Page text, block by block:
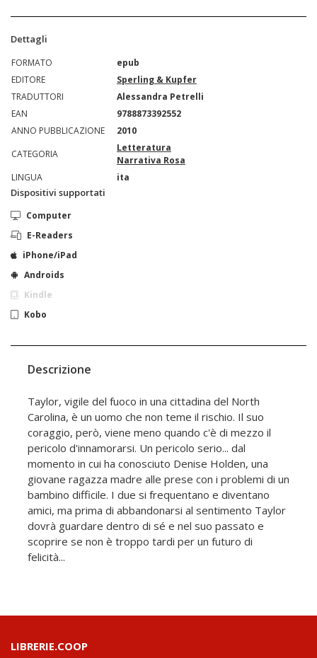
Dettagli
FORMATO
epub
EDITORE
Sperling & Kupfer
TRADUTTORI
Alessandra Petrelli
EAN
9788873392552
ANNO PUBBLICAZIONE
2010
CATEGORIA
Letteratura
Narrativa Rosa
LINGUA
ita
Dispositivi supportati
Computer
E-Readers
iPhone/iPad
Androids
Kindle
Kobo
Descrizione
Taylor, vigile del fuoco in una cittadina del North
Carolina, è un uomo che non teme il rischio. Il suo
coraggio, però, viene meno quando c'è di mezzo il
pericolo d'innamorarsi. Un pericolo serio... dal
momento in cui ha conosciuto Denise Holden, una
giovane ragazza madre alle prese con i problemi di un
bambino difficile. I due si frequentano e diventano
amici, ma prima di abbandonarsi al sentimento Taylor
dovrà guardare dentro di sé e nel suo passato e
scoprire se non è troppo tardi per un futuro di
felicità...
LIBRERIE.COOP